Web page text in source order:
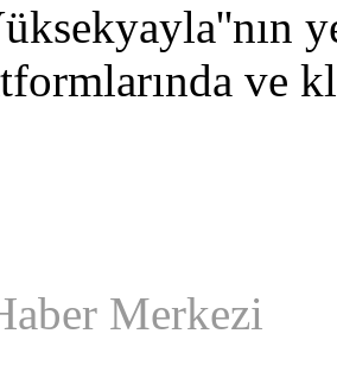
ve
Merkezi